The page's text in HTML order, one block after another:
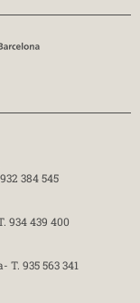
384 545
934 439 400
T. 935 563 341